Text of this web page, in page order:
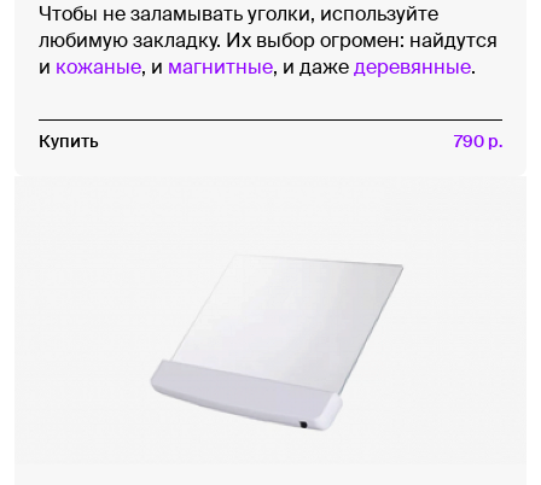
Чтобы не заламывать уголки, используйте
любимую закладку. Их выбор огромен: найдутся
и кожаные, и магнитные, и дажедеревянные.
Купить 790 р.